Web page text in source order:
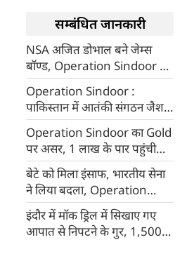
सम्बंधित जानकारी
NSA अजित डोभाल बने जेम्स
बॉण्ड, Operation Sindoor के
बाद किया कौनसा काम
Operation Sindoor :
पाकिस्तान में आतंकी संगठन जैश
का संचार नेटवर्क ध्‍वस्‍त, लंबे समय
था सुरक्षा एजेंसियों के निशाने पर
Operation Sindoor का Gold
पर असर, 1 लाख के पार पहुंची
कीमत
बेटे को मिला इंसाफ, भारतीय सेना
ने लिया बदला, Operation
Sindoor पर बोले सैयद आदिल के
पिता
इंदौर में मॉक ड्रिल में सिखाए गए
आपात से निपटने के गुर, 1,500